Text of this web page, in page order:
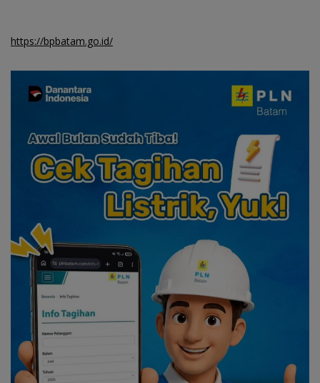
https://bpbatam.go.id/